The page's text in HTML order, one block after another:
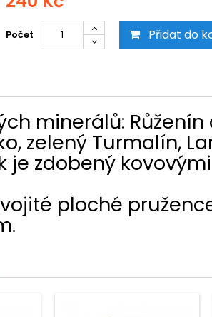
Počet Přidat do
minerálů:
zelený Turmalín,
je zdobený
ploché